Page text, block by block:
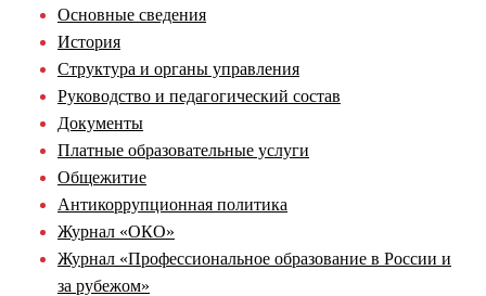
Основные сведения
История
Структура и органы управления
Руководство и педагогический состав
Документы
Платные образовательные услуги
Общежитие
Антикоррупционная политика
Журнал «ОКО»
Журнал «Профессиональное образование в России и
за рубежом»